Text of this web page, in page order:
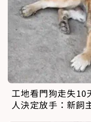
工地看門狗走失10
人決定放手：新飼